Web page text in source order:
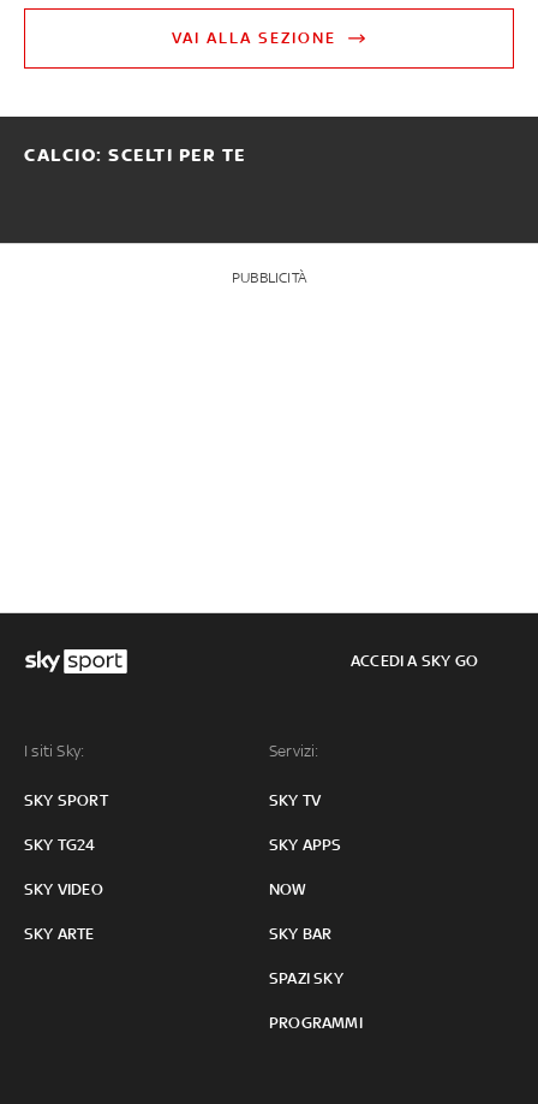
VAI ALLA SEZIONE
CALCIO: SCELTI PER TE
PUBBLICITÀ
I siti Sky:
SKY SPORT
SKY TG24
SKY VIDEO
SKY ARTE
Servizi:
SKY TV
SKY APPS
NOW
SKY BAR
SPAZI SKY
PROGRAMMI
ACCEDI A SKY GO